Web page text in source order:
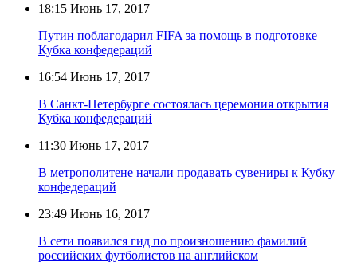
18:15 Июнь 17, 2017
Путин поблагодарил FIFA за помощь в подготовке
Кубка конфедераций
16:54 Июнь 17, 2017
В Санкт-Петербурге состоялась церемония открытия
Кубка конфедераций
11:30 Июнь 17, 2017
В метрополитене начали продавать сувениры к Кубку
конфедераций
23:49 Июнь 16, 2017
В сети появился гид по произношению фамилий
российских футболистов на английском